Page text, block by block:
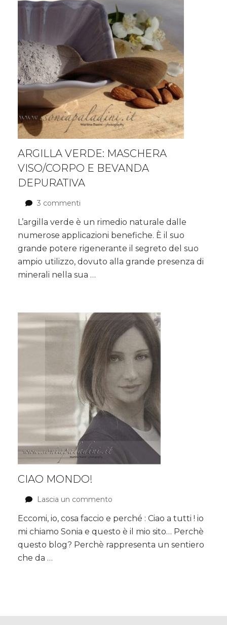
ARGILLA VERDE: MASCHERA
VISO/CORPO E BEVANDA
DEPURATIVA
3 commenti
VERDE:
maschera
viso/corpo
e
bevanda
depurativa
L’argilla verde è un rimedio naturale dalle
numerose applicazioni benefiche. È il suo
grande potere rigenerante il segreto del suo
ampio utilizzo, dovuto alla grande presenza di
minerali nella sua …
CIAO MONDO!
Lascia un commento
MONDO!
Eccomi, io, cosa faccio e perché : Ciao a tutti ! io
mi chiamo Sonia e questo è il mio sito… Perchè
questo blog? Perchè rappresenta un sentiero
che da …